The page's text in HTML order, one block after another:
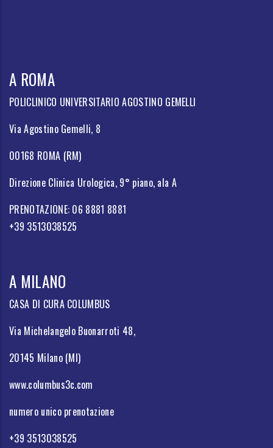
A ROMA
POLICLINICO UNIVERSITARIO AGOSTINO GEMELLI
Via Agostino Gemelli, 8
00168 ROMA (RM)
Direzione Clinica Urologica, 9° piano, ala A
PRENOTAZIONE: 06 8881 8881
+39 3513038525
A MILANO
CASA DI CURA COLUMBUS
Via Michelangelo Buonarroti 48,
20145 Milano (MI)
www.columbus3c.com
numero unico prenotazione
+39 3513038525